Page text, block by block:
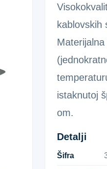
kablovskih
istaknutoj
om.
Detalji
Šifra